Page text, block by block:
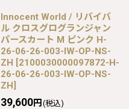
Innocent World / リバイバ
ル クロスグログランジャン
パースカート M ピンク H-
26-06-26-003-IW-OP-NS-
ZH [2100030000097872-H-
26-06-26-003-IW-OP-NS-
ZH]
39,600円 (税込)